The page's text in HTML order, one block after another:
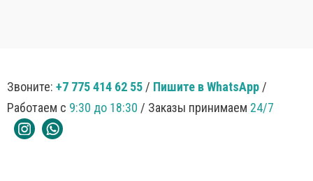
Звоните: +7 775 414 62 55 / Пишите в WhatsApp /
Работаем с 9:30 до 18:30 / Заказы принимаем 24/7